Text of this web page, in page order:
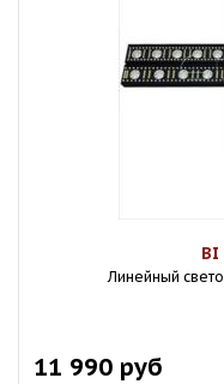
BI
Линейный
11 990 руб